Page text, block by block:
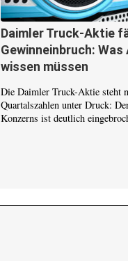
Daimler Truck-Aktie
Gewinneinbruch:
wissen müssen
Die Daimler Truck-Aktie steht
Quartalszahlen unter Druck:
Konzerns ist deutlich